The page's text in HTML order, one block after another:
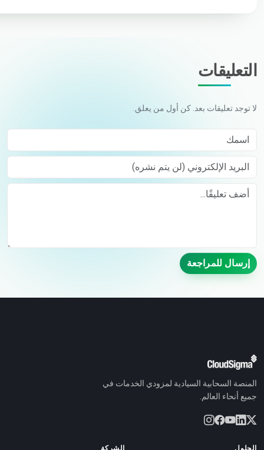
التعليقات
لا توجد تعليقات بعد. كن أول من يعلق.
اسمك
البريد الإلكتروني (لن يتم نشره)
إرسال للمراجعة
المنصة السحابية السيادية لمزودي الخدمات في
جميع أنحاء العالم.
الحلول الشركة